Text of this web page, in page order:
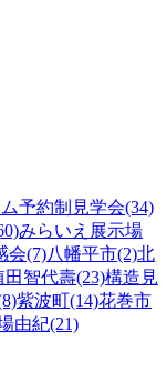
予約制見学会(34)
みらいえ展示場
会(7)八幡平市(2)北
田智代壽(23)構造見
紫波町(14)花巻市
由紀(21)